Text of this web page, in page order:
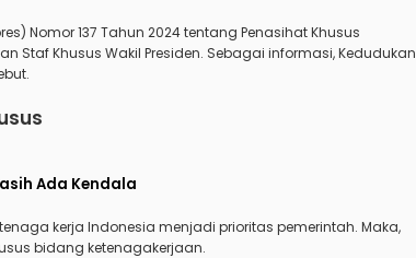
Nomor 137 Tahun 2024 tentang Penasihat Khusus
Staf Khusus Wakil Presiden. Sebagai informasi, Kedudukan
Ada Kendala
kerja Indonesia menjadi prioritas pemerintah. Maka,
bidang ketenagakerjaan.